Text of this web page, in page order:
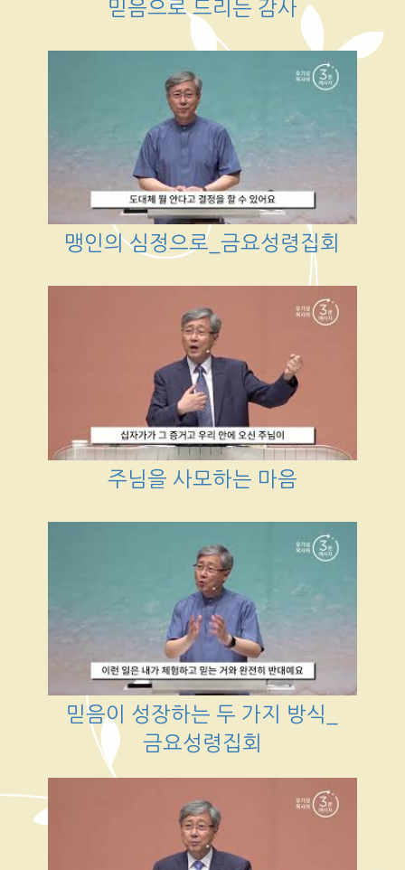
믿음으로 드리는 감사
맹인의 심정으로_금요성령집회
주님을 사모하는 마음
믿음이 성장하는 두 가지 방식_
금요성령집회